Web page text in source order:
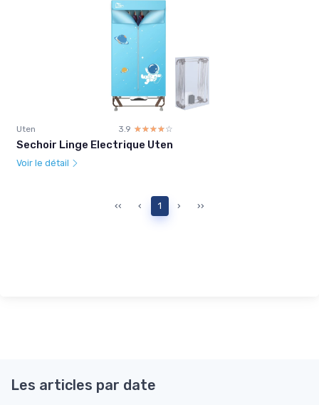
Uten 3.9 ☆☆☆☆☆
★★★★★
Sechoir Linge Electrique Uten
Voir le détail
‹‹ ‹ 1 › ››
Les articles par date